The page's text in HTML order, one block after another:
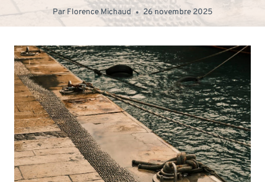
Par Florence Michaud 26 novembre 2025